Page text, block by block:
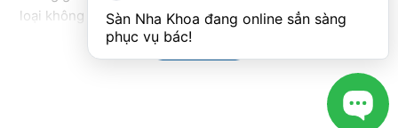
loại không gỉ. Khay đựng có nhiều kích thước và hình dạng
khác nhau như hình vuông, chữ nhật hay hình hạt đậu để
phù hợp cho việc đựng các dụng cụ cụ thể.
Hộp đựng gòn: Thường làm bằng kim loại không gỉ, có hình
hộp chữ nhật hoặc hình trụ kèm theo lỗ để dễ dàng lấy
Xem Thêm
Sàn Nha Khoa đang online sẳn sàng
phục vụ bác!